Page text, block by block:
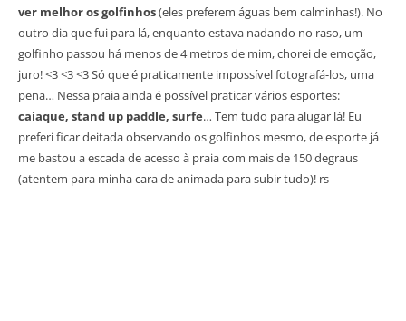
ver melhor os golfinhos(eles preferem águas bem calminhas!). No
outro dia que fui para lá, enquanto estava nadando no raso, um
golfinho passou há menos de 4 metros de mim, chorei de emoção,
juro! <3 <3 <3 Só que é praticamente impossível fotografá-los, uma
pena… Nessa praia ainda é possível praticar vários esportes:
caiaque, stand up paddle, surfe… Tem tudo para alugar lá! Eu
preferi ficar deitada observando os golfinhos mesmo, de esporte já
me bastou a escada de acesso à praia com mais de 150 degraus
(atentem para minha cara de animada para subir tudo)! rs